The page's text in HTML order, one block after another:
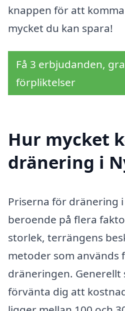
knappen för att
mycket du kan spara!
Få 3 erbjudanden,
förpliktelser
Hur mycket
dränering i
Priserna för dränering
beroende på flera
storlek, terrängens
metoder som används
dräneringen. Generellt
förvänta dig att